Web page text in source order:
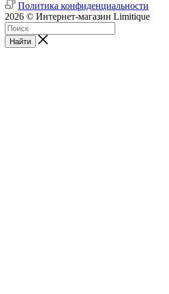
Политика конфиденциальности
2026 © Интернет-магазин Limitique
Найти